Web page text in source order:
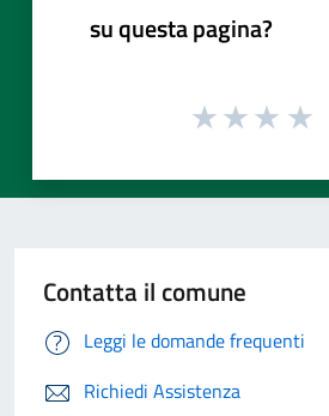
su questa pagina?
Contatta il comune
Leggi le domande frequenti
Richiedi Assistenza